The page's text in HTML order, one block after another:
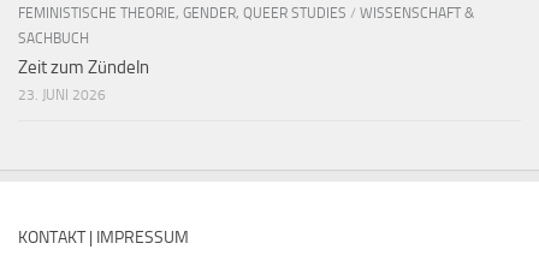
FEMINISTISCHE THEORIE, GENDER, QUEER STUDIES / WISSENSCHAFT &
SACHBUCH
Zeit zum Zündeln
23. JUNI 2026
KONTAKT | IMPRESSUM